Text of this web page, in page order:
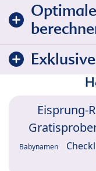
Eisprung-
Babynamen